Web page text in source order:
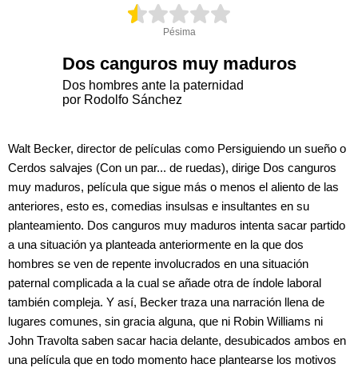
Pésima
Dos canguros muy maduros
Dos hombres ante la paternidad
por Rodolfo Sánchez
Walt Becker, director de películas como Persiguiendo un sueño o
Cerdos salvajes (Con un par... de ruedas), dirige Dos canguros
muy maduros, película que sigue más o menos el aliento de las
anteriores, esto es, comedias insulsas e insultantes en su
planteamiento. Dos canguros muy maduros intenta sacar partido
a una situación ya planteada anteriormente en la que dos
hombres se ven de repente involucrados en una situación
paternal complicada a la cual se añade otra de índole laboral
también compleja. Y así, Becker traza una narración llena de
lugares comunes, sin gracia alguna, que ni Robin Williams ni
John Travolta saben sacar hacia delante, desubicados ambos en
una película que en todo momento hace plantearse los motivos